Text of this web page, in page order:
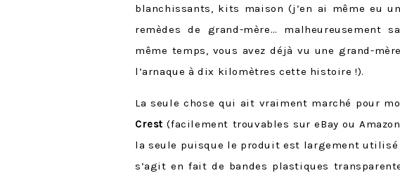
blanchissants, kits maison (j’en ai même eu
remèdes de grand-mère… malheureusement
même temps, vous avez déjà vu une grand-
l’arnaque à dix kilomètres cette histoire !).
La seule chose qui ait vraiment marché pour
Crest (facilement trouvables sur eBay ou
la seule puisque le produit est largement
s’agit en fait de bandes plastiques